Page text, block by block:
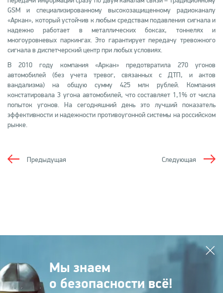
GSM и специализированному высокозащищенному радиоканалу
«Аркан», который устойчив к любым средствам подавления сигнала и
надежно работает в металлических боксах, тоннелях и
многоуровневых паркингах. Это гарантирует передачу тревожного
сигнала в диспетчерский центр при любых условиях.
В 2010 году компания «Аркан» предотвратила 270 угонов
автомобилей (без учета тревог, связанных с ДТП, и актов
вандализма) на общую сумму 425 млн рублей. Компания
констатировала 3 угона автомобилей, что составляет 1,1% от числа
попыток угонов. На сегодняшний день это лучший показатель
эффективности и надежности противоугонной системы на российском
рынке.
Следующая
Предыдущая
Мы знаем
о безопасности всё!